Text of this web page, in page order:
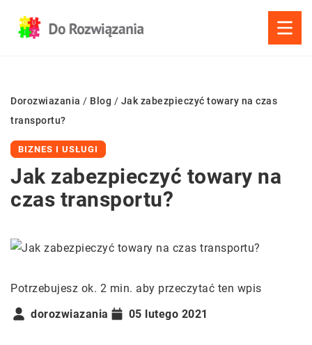
Dorozwiazania / Blog / Jak zabezpieczyć towary na czas
transportu?
BIZNES I USŁUGI
Jak zabezpieczyć towary na
czas transportu?
Potrzebujesz ok. 2 min. aby przeczytać ten wpis
dorozwiazania
05 lutego 2021